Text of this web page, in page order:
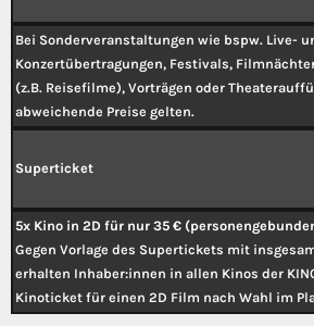
Bei Sonderveranstaltungen wie bspw. Live-
Konzertübertragungen, Festivals,
(z.B. Reisefilme), Vorträgen oder
abweichende Preise gelten.
Superticket
5x Kino in 2D für nur 35 €
Gegen Vorlage des Supertickets mit
erhalten Inhaber:innen in allen Kinos der
Kinoticket für einen 2D Film nach Wahl im